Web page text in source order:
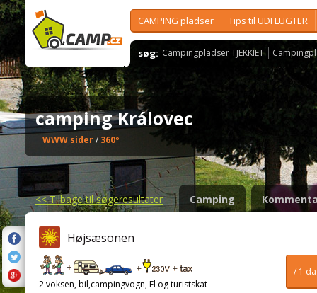
CAMPING pladser Tips til UDFLUGTER
søg: Campingpladser TJEKKIET
camping Královec
WWW sider/360º
<<Tilbage til søgeresultater Camping
Højsæsonen
/ 1
2 voksen, bil,campingvogn, El og turistskat